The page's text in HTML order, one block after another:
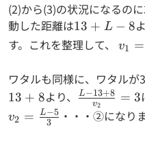
(2)から(3)の状況になるの
動した距離は13+L-
8
13 + L − 8
す。これを整理して、
v1 =
ワタルも同様に、ワタル
13 + 8より、 \frac{L-
13+8}
v2
L−13+8 = 3
v2 = 3
L−5 ・・・②になりま